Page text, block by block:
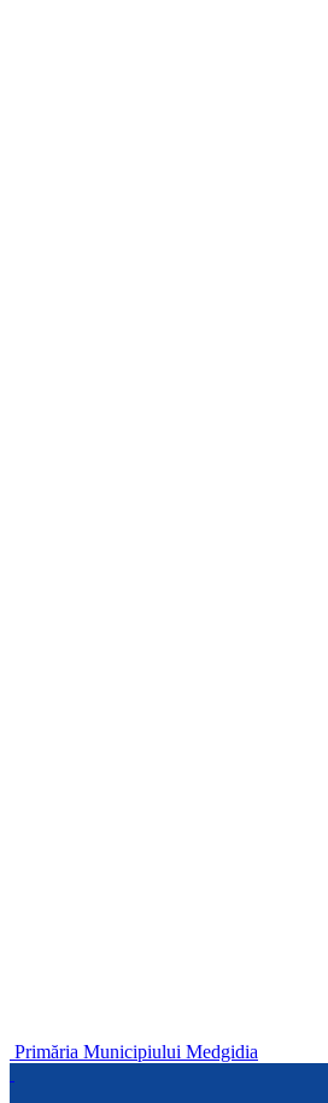
Primăria Municipiului Medgidia